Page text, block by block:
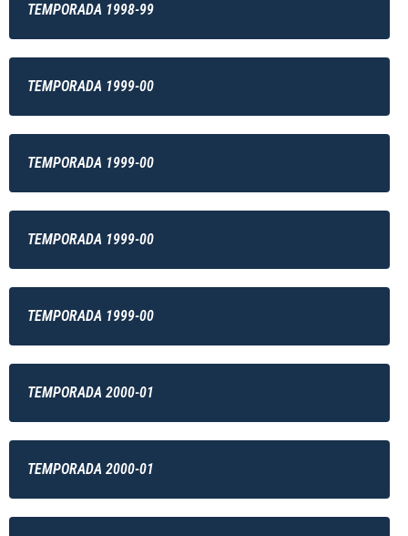
TEMPORADA 1998-99
TEMPORADA 1999-00
TEMPORADA 1999-00
TEMPORADA 1999-00
TEMPORADA 1999-00
TEMPORADA 2000-01
TEMPORADA 2000-01